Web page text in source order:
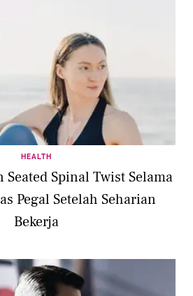
HEALTH
Seated Spinal Twist Selama
Pegal Setelah Seharian
Bekerja